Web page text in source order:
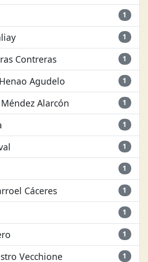
1
1
Contreras 1
Agudelo 1
Alarcón 1
1
1
1
Cáceres 1
1
1
Vecchione 1